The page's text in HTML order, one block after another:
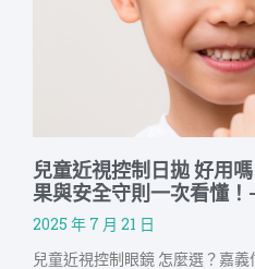
兒童近視控制日拋 好用
果與安全守則一次看懂
2025 年 7 月 21 日